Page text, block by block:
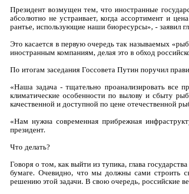
Президент возмущен тем, что иностранные
абсолютно не устраивает, когда ассортимент и
рантье, использующие наши биоресурсы», - заявил
Это касается в первую очередь так называемых
иностранным компаниям, делая это в обход
По итогам заседания Госсовета Путин поручил
«Наша задача - тщательно проанализировать все
климатические особенности по вылову и сбыту
качественной и доступной по цене отечественной
«Нам нужна современная прибрежная
президент.
Что делать?
Говоря о том, как выйти из тупика, глава
бумаге. Очевидно, что мы должны сами строить
решению этой задачи. В свою очередь, российские